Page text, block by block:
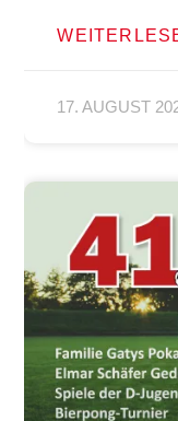
17. AUGUST